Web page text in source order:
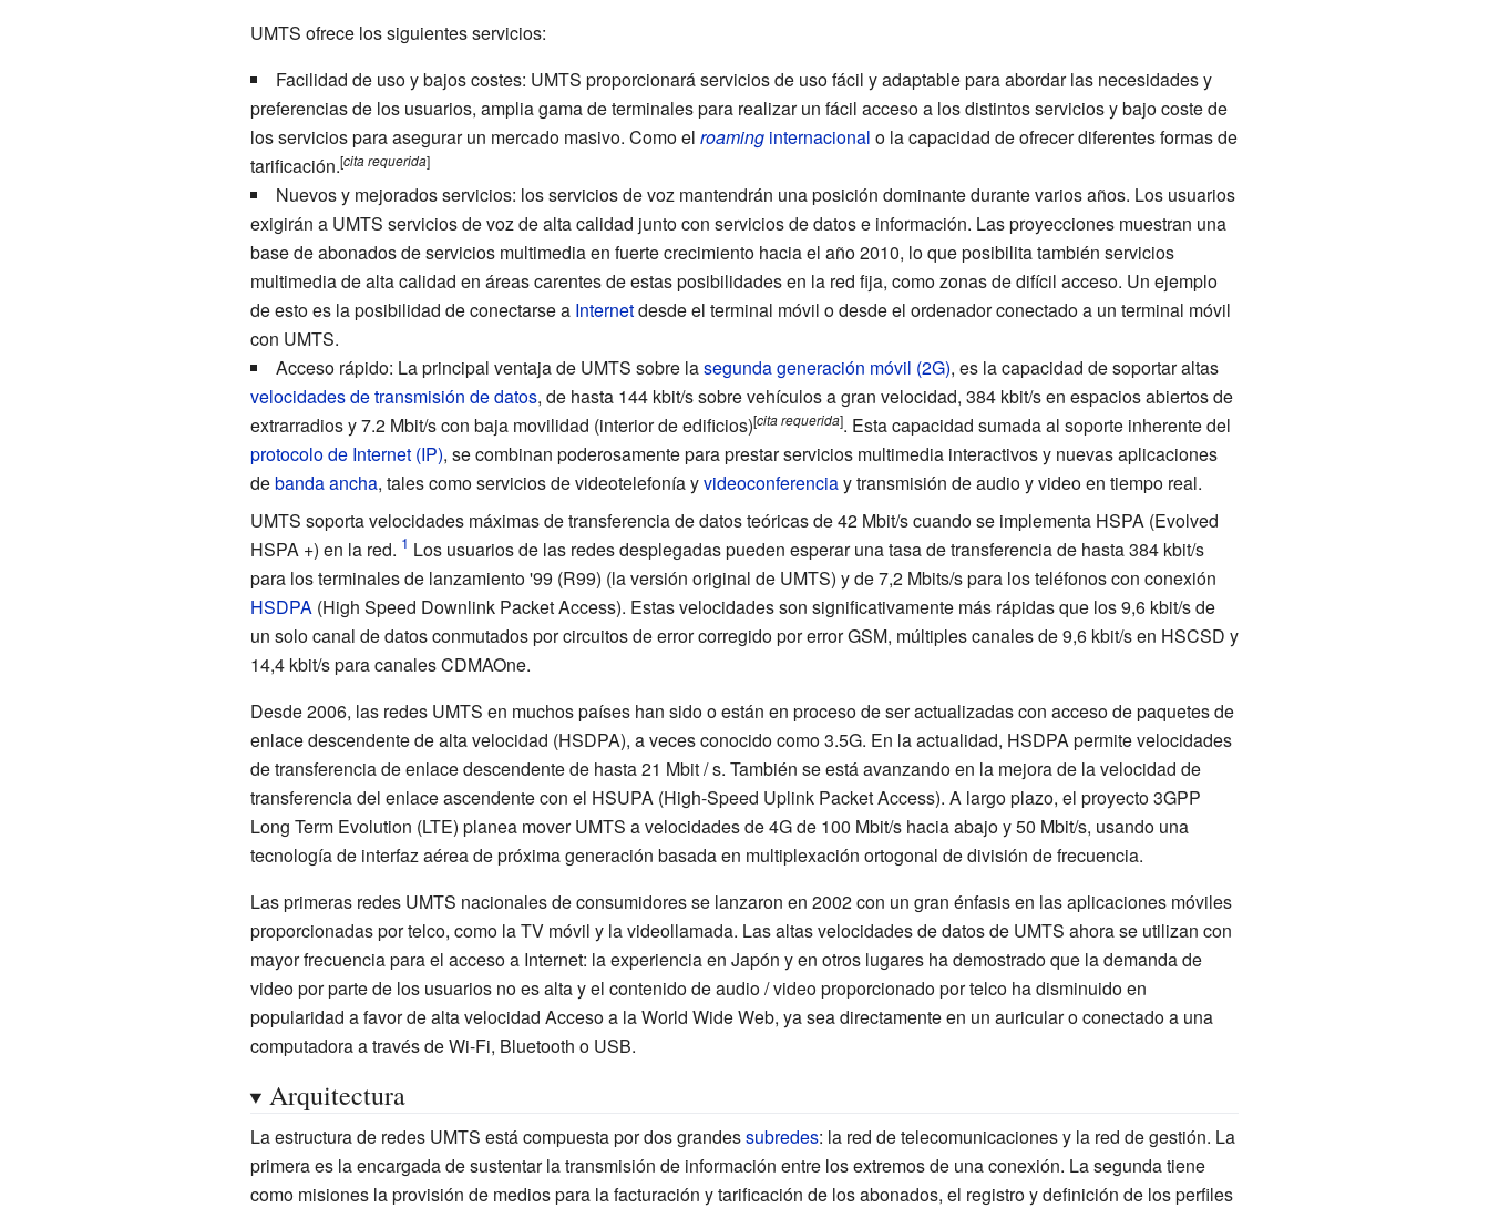
UMTS ofrece los siguientes servicios:
Facilidad de uso y bajos costes: UMTS proporcionará servicios de uso fácil y adaptable para abordar las necesidades y
preferencias de los usuarios, amplia gama de terminales para realizar un fácil acceso a los distintos servicios y bajo coste de
los servicios para asegurar un mercado masivo. Como el roaminginternacional o la capacidad de ofrecer diferentes formas de
tarificación.[cita requerida]
Nuevos y mejorados servicios: los servicios de voz mantendrán una posición dominante durante varios años. Los usuarios
exigirán a UMTS servicios de voz de alta calidad junto con servicios de datos e información. Las proyecciones muestran una
base de abonados de servicios multimedia en fuerte crecimiento hacia el año 2010, lo que posibilita también servicios
multimedia de alta calidad en áreas carentes de estas posibilidades en la red fija, como zonas de difícil acceso. Un ejemplo
de esto es la posibilidad de conectarse a Internetdesde el terminal móvil o desde el ordenador conectado a un terminal móvil
con UMTS.
Acceso rápido: La principal ventaja de UMTS sobre lasegunda generación móvil (2G), es la capacidad de soportar altas
velocidades de transmisión de datos, de hasta 144 kbit/s sobre vehículos a gran velocidad, 384 kbit/s en espacios abiertos de
extrarradios y 7.2 Mbit/s con baja movilidad (interior de edificios)[cita requerida]. Esta capacidad sumada al soporte inherente del
protocolo de Internet (IP), se combinan poderosamente para prestar servicios multimedia interactivos y nuevas aplicaciones
debanda ancha, tales como servicios de videotelefonía yvideoconferenciay transmisión de audio y video en tiempo real.
UMTS soporta velocidades máximas de transferencia de datos teóricas de 42 Mbit/s cuando se implementa HSPA (Evolved
HSPA +) en la red.
Los usuarios de las redes desplegadas pueden esperar una tasa de transferencia de hasta 384 kbit/s
para los terminales de lanzamiento '99 (R99) (la versión original de UMTS) y de 7,2 Mbits/s para los teléfonos con conexión
HSDPA (High Speed Downlink Packet Access). Estas velocidades son significativamente más rápidas que los 9,6 kbit/s de
un solo canal de datos conmutados por circuitos de error corregido por error GSM, múltiples canales de 9,6 kbit/s en HSCSD y
14,4 kbit/s para canales CDMAOne.
Desde 2006, las redes UMTS en muchos países han sido o están en proceso de ser actualizadas con acceso de paquetes de
enlace descendente de alta velocidad (HSDPA), a veces conocido como 3.5G. En la actualidad, HSDPA permite velocidades
de transferencia de enlace descendente de hasta 21 Mbit / s. También se está avanzando en la mejora de la velocidad de
transferencia del enlace ascendente con el HSUPA (High-Speed Uplink Packet Access). A largo plazo, el proyecto 3GPP
Long Term Evolution (LTE) planea mover UMTS a velocidades de 4G de 100 Mbit/s hacia abajo y 50 Mbit/s, usando una
tecnología de interfaz aérea de próxima generación basada en multiplexación ortogonal de división de frecuencia.
Las primeras redes UMTS nacionales de consumidores se lanzaron en 2002 con un gran énfasis en las aplicaciones móviles
proporcionadas por telco, como la TV móvil y la videollamada. Las altas velocidades de datos de UMTS ahora se utilizan con
mayor frecuencia para el acceso a Internet: la experiencia en Japón y en otros lugares ha demostrado que la demanda de
video por parte de los usuarios no es alta y el contenido de audio / video proporcionado por telco ha disminuido en
popularidad a favor de alta velocidad Acceso a la World Wide Web, ya sea directamente en un auricular o conectado a una
computadora a través de Wi-Fi, Bluetooth o USB.
Arquitectura
La estructura de redes UMTS está compuesta por dos grandessubredes: la red de telecomunicaciones y la red de gestión. La
primera es la encargada de sustentar la transmisión de información entre los extremos de una conexión. La segunda tiene
como misiones la provisión de medios para la facturación y tarificación de los abonados, el registro y definición de los perfiles